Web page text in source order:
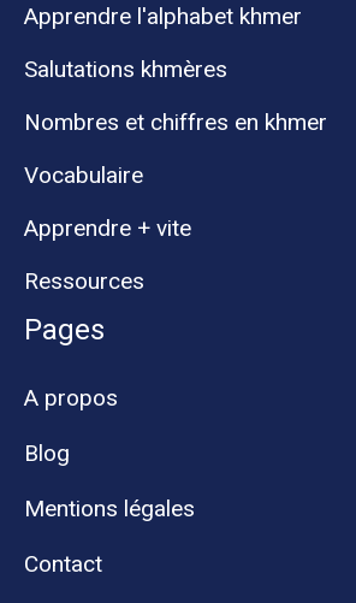
Apprendre l'alphabet khmer
Salutations khmères
Nombres et chiffres en khmer
Vocabulaire
Apprendre + vite
Ressources
Pages
A propos
Blog
Mentions légales
Contact